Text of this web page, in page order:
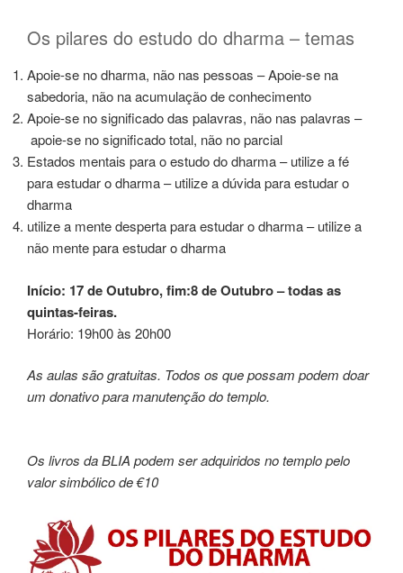
Os pilares do estudo do dharma – temas
Apoie-se no dharma, não nas pessoas – Apoie-se na
sabedoria, não na acumulação de conhecimento
Apoie-se no significado das palavras, não nas palavras –
apoie-se no significado total, não no parcial
Estados mentais para o estudo do dharma – utilize a fé
para estudar o dharma – utilize a dúvida para estudar o
dharma
utilize a mente desperta para estudar o dharma – utilize a
não mente para estudar o dharma
Início: 17 de Outubro, fim:8 de Outubro – todas as
quintas-feiras.
Horário: 19h00 às 20h00
As aulas são gratuitas. Todos os que possam podem doar
um donativo para manutenção do templo.
Os livros da BLIA podem ser adquiridos no templo pelo
valor simbólico de €10